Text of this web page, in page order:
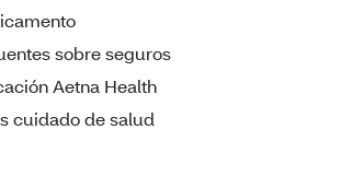
sobre seguros
Aetna Health
cuidado de salud